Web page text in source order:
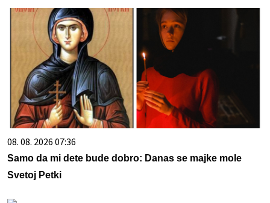
08. 08. 2026 07:36
Samo da mi dete bude dobro: Danas se majke mole
Svetoj Petki